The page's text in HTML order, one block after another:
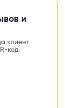
и
клиент
код.